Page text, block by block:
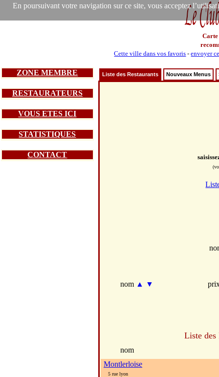
En poursuivant votre navigation sur ce site, vous acceptez
Carte
Cette ville dans vos favoris -envoyer
ZONE MEMBRE
RESTAURATEURS
VOUS ETES ICI
STATISTIQUES
CONTACT
Liste des Restaurants Nouveaux Menus
nom ▲ ▼
Liste des
nom
Montlerloise
5 rue lyon